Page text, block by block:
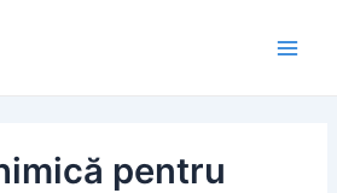
pentru